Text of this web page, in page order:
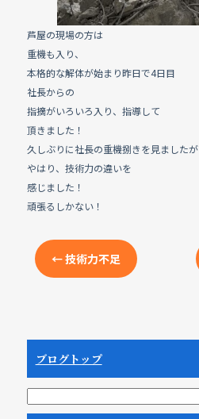
芦屋の現場の方は
重機も入り、
本格的な解体が始まり昨日で4日目
社長からの
指摘がいろいろ入り、指導して
頂きました！
久しぶりに社長の重機捌きを見ましたが
やはり、技術力の違いを
感じました！
頑張るしかない！
←技術力不足
ブログトップ